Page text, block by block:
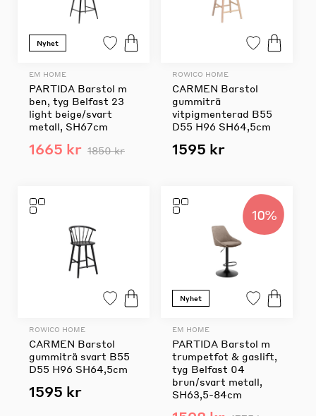
Nyhet
EM HOME
PARTIDA Barstol m
ben, tyg Belfast 23
light beige/svart
metall, SH67cm
1665 kr 1850 kr
ROWICO HOME
CARMEN Barstol
gummiträ
vitpigmenterad B55
D55 H96 SH64,5cm
1595 kr
ROWICO HOME
CARMEN Barstol
gummiträ svart B55
D55 H96 SH64,5cm
1595 kr
10%
Nyhet
EM HOME
PARTIDA Barstol m
trumpetfot & gaslift,
tyg Belfast 04
brun/svart metall,
SH63,5-84cm